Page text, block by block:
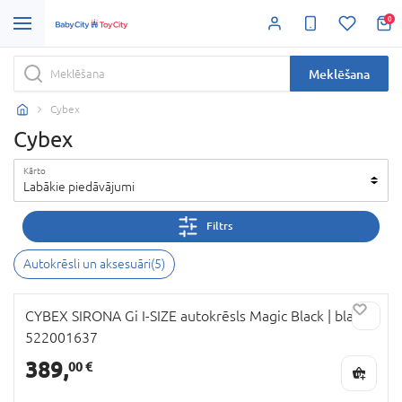
0
Meklēšana
Cybex
Cybex
Kārto
Labākie piedāvājumi
Filtrs
Autokrēsli un aksesuāri(5)
CYBEX SIRONA Gi I-SIZE autokrēsls Magic Black | black
522001637
389,00 €